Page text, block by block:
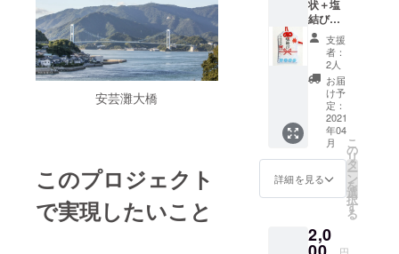
安芸灘大橋
このプロジェクト
で実現したいこと
状＋塩
結びお
守り」
お礼の
お手紙
と藻塩
の蒲刈
物産の
ノベル
ティ
グッズ
をお送
りさせ
ていた
だきま
グッズ
は写真
支援
者：
2人
お届
け予
定：
2021
年04
月
詳細を見る
こ
の
リ
タ
ー
ン
を
選
択
す
る
2,0